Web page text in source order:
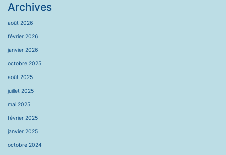
Archives
août 2026
février 2026
janvier 2026
octobre 2025
août 2025
juillet 2025
mai 2025
février 2025
janvier 2025
octobre 2024